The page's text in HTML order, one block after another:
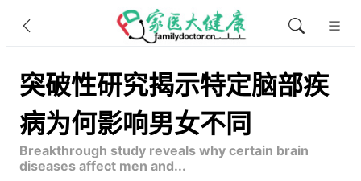
突破性研究揭示特定脑部疾
病为何影响男女不同
Breakthrough study reveals why certain brain
diseases affect men and...